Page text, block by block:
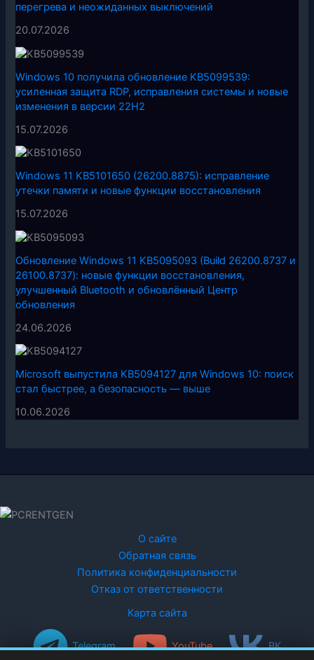
перегрева и неожиданных выключений
20.07.2026
Windows 10 получила обновление KB5099539:
усиленная защита RDP, исправления системы и новые
изменения в версии 22H2
15.07.2026
Windows 11 KB5101650 (26200.8875): исправление
утечки памяти и новые функции восстановления
15.07.2026
Обновление Windows 11 KB5095093 (Build 26200.8737 и
26100.8737): новые функции восстановления,
улучшенный Bluetooth и обновлённый Центр
обновления
24.06.2026
Microsoft выпустила KB5094127 для Windows 10: поиск
стал быстрее, а безопасность — выше
10.06.2026
О сайте
Обратная связь
Политика конфиденциальности
Отказ от ответственности
Карта сайта
Telegram YouTube ВК